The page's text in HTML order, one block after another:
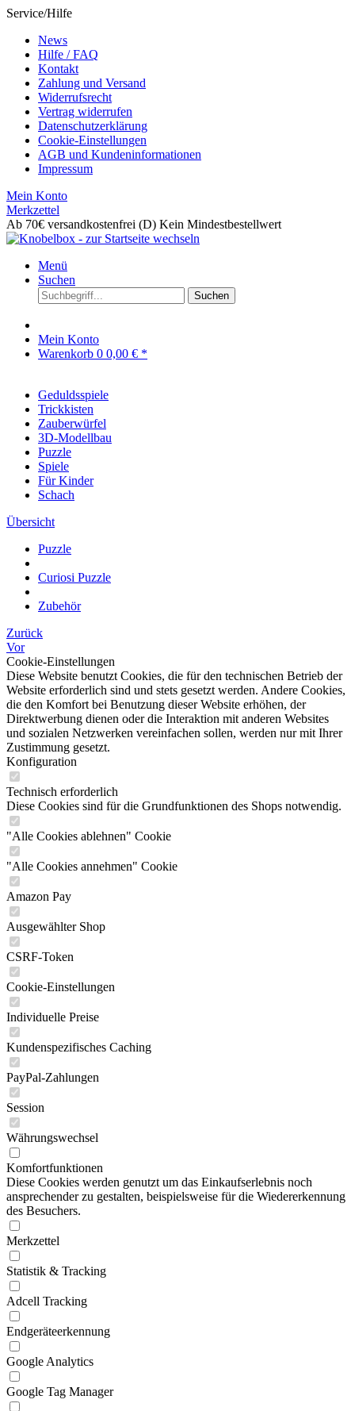
Service/Hilfe
News
Hilfe / FAQ
Kontakt
Zahlung und Versand
Widerrufsrecht
Vertrag widerrufen
Datenschutzerklärung
Cookie-Einstellungen
AGB und Kundeninformationen
Impressum
Mein Konto
Merkzettel
Ab 70€ versandkostenfrei (D) Kein Mindestbestellwert
Menü
Suchen
Suchen
Mein Konto
Warenkorb 0 0,00 € *
Geduldsspiele
Trickkisten
Zauberwürfel
3D-Modellbau
Puzzle
Spiele
Für Kinder
Schach
Übersicht
Puzzle
Curiosi Puzzle
Zubehör
Zurück
Vor
Cookie-Einstellungen
Diese Website benutzt Cookies, die für den technischen Betrieb der
Website erforderlich sind und stets gesetzt werden. Andere Cookies,
die den Komfort bei Benutzung dieser Website erhöhen, der
Direktwerbung dienen oder die Interaktion mit anderen Websites
und sozialen Netzwerken vereinfachen sollen, werden nur mit Ihrer
Zustimmung gesetzt.
Konfiguration
Technisch erforderlich
Diese Cookies sind für die Grundfunktionen des Shops notwendig.
"Alle Cookies ablehnen" Cookie
"Alle Cookies annehmen" Cookie
Amazon Pay
Ausgewählter Shop
CSRF-Token
Cookie-Einstellungen
Individuelle Preise
Kundenspezifisches Caching
PayPal-Zahlungen
Session
Währungswechsel
Komfortfunktionen
Diese Cookies werden genutzt um das Einkaufserlebnis noch
ansprechender zu gestalten, beispielsweise für die Wiedererkennung
des Besuchers.
Merkzettel
Statistik & Tracking
Adcell Tracking
Endgeräteerkennung
Google Analytics
Google Tag Manager